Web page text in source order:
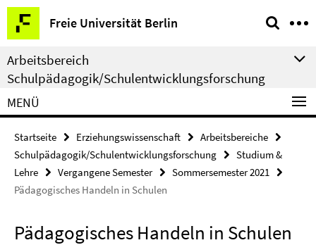
Springe
direkt
zu
Inhalt
Freie Universität Berlin
Service-
Navigation
Arbeitsbereich
Schulpädagogik/Schulentwicklungsforschung
MENÜ
Startseite Erziehungswissenschaft
Arbeitsbereiche
Schulpädagogik/Schulentwicklungsforschung
Studium &
Lehre
Vergangene Semester
Sommersemester 2021
Pädagogisches Handeln in Schulen
Pädagogisches Handeln in Schulen